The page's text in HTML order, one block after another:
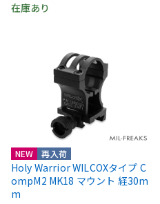
在庫あり
NEW 再入荷
Holy Warrior WILCOXタイプ C
ompM2 MK18 マウント 経30m
m